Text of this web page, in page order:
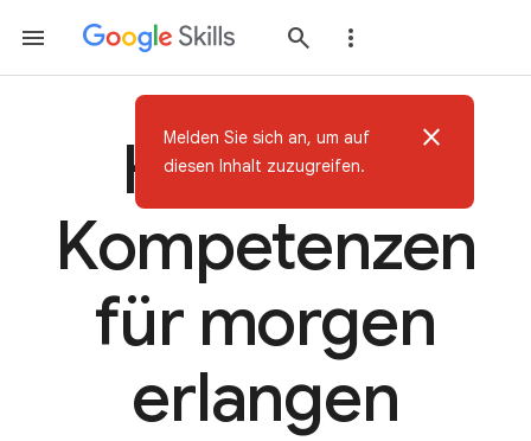
Heute KI-
Kompetenzen
für morgen
erlangen
Melden Sie sich an, um auf
diesen Inhalt zuzugreifen.
close